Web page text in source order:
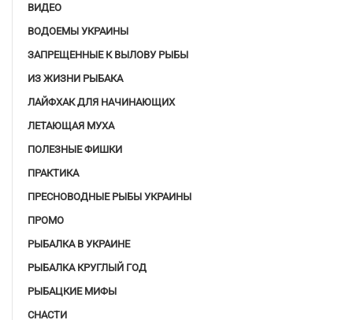
ВИДЕО
ВОДОЕМЫ УКРАИНЫ
ЗАПРЕЩЕННЫЕ К ВЫЛОВУ РЫБЫ
ИЗ ЖИЗНИ РЫБАКА
ЛАЙФХАК ДЛЯ НАЧИНАЮЩИХ
ЛЕТАЮЩАЯ МУХА
ПОЛЕЗНЫЕ ФИШКИ
ПРАКТИКА
ПРЕСНОВОДНЫЕ РЫБЫ УКРАИНЫ
ПРОМО
РЫБАЛКА В УКРАИНЕ
РЫБАЛКА КРУГЛЫЙ ГОД
РЫБАЦКИЕ МИФЫ
СНАСТИ